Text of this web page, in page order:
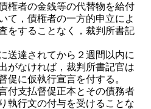
権者の金銭等の代替物を給付
て，債権者の一方的申立によ
をすることなく，裁判所書記
送達されてから２週間以内に
がなければ，裁判所書記官は
促に仮執行宣言を付する。
付支払督促正本とその債務者
執行文の付与を受けることな